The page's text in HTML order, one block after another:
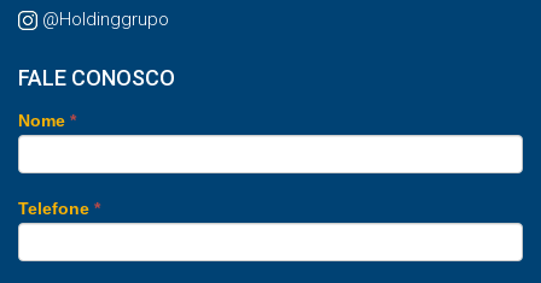
@Holdinggrupo
FALE CONOSCO
Nome *
Telefone *